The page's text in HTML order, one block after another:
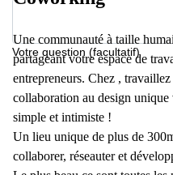
Votre question (facultatif)
Une communauté à taille
partageant votre espace de
entrepreneurs. Chez ,
collaboration au design
simple et intimiste !
Un lieu unique de plus de
collaborer, réseauter et